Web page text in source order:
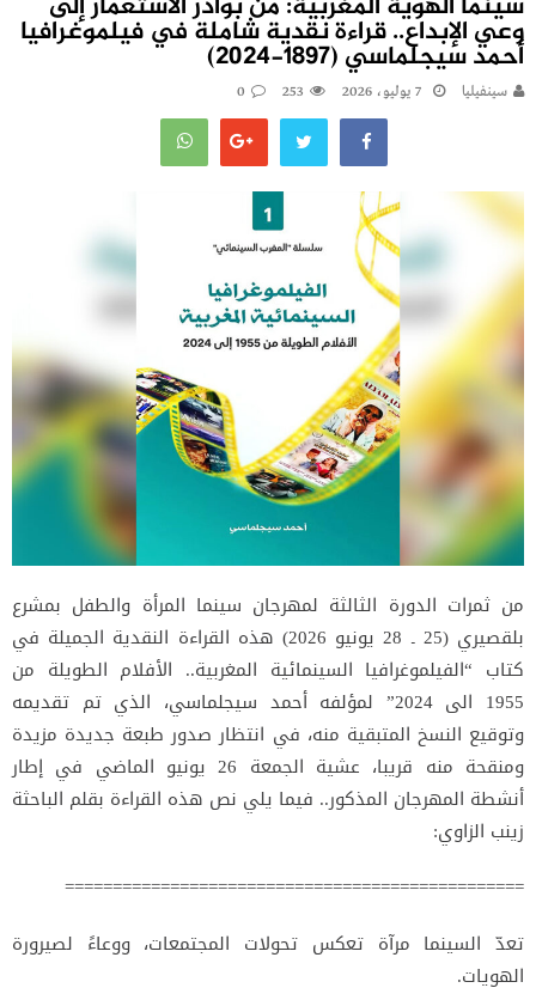
وعي الإبداع.. قراءة نقدية شاملة في فيلموغرافيا
أحمد سيجلماسي (1897-2024)
سينفيليا 7 يوليو، 2026 253
0
من ثمرات الدورة الثالثة لمهرجان سينما المرأة والطفل بمشرع
بلقصيري (25 ـ 28 يونيو 2026) هذه القراءة النقدية الجميلة في
كتاب “الفيلموغرافيا السينمائية المغربية.. الأفلام الطويلة من
1955 الى 2024” لمؤلفه أحمد سيجلماسي، الذي تم تقديمه
وتوقيع النسخ المتبقية منه، في انتظار صدور طبعة جديدة مزيدة
ومنقحة منه قريبا، عشية الجمعة 26 يونيو الماضي في إطار
أنشطة المهرجان المذكور.. فيما يلي نص هذه القراءة بقلم الباحثة
زينب الزاوي:
================================================
تعدّ السينما مرآة تعكس تحولات المجتمعات، ووعاءً لصيرورة
الهويات.